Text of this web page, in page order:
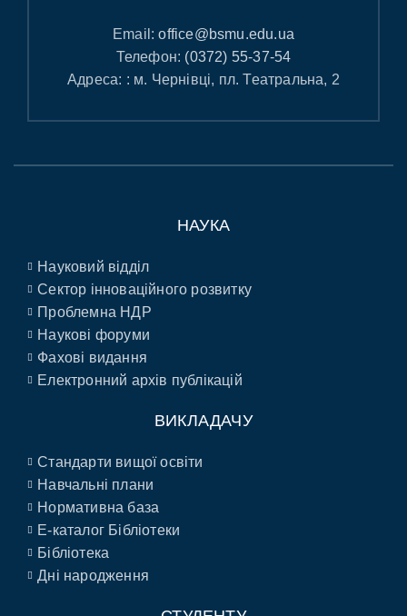
Email:office@bsmu.edu.ua
Телефон: (0372) 55-37-54
Адреса: : м. Чернівці, пл. Театральна, 2
НАУКА
Науковий відділ
Сектор інноваційного розвитку
Проблемна НДР
Наукові форуми
Фахові видання
Електронний архів публікацій
ВИКЛАДАЧУ
Стандарти вищої освіти
Навчальні плани
Нормативна база
E-каталог Бібліотеки
Бібліотека
Дні народження